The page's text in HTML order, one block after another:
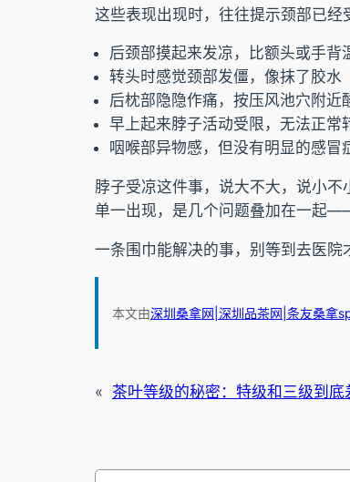
这些表现出现时，往往提示颈部已经
后颈部摸起来发凉，比额头或手背
转头时感觉颈部发僵，像抹了胶水
后枕部隐隐作痛，按压风池穴附近
早上起来脖子活动受限，无法正常
咽喉部异物感，但没有明显的感冒
脖子受凉这件事，说大不大，说小
单一出现，是几个问题叠加在一起
一条围巾能解决的事，别等到去医院
本文由深圳桑拿网|深圳品茶网|条友桑拿
« 茶叶等级的秘密：特级和三级到底
搜